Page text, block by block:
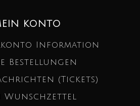
KONTO
Information
Bestellungen
(Tickets)
Wunschzettel